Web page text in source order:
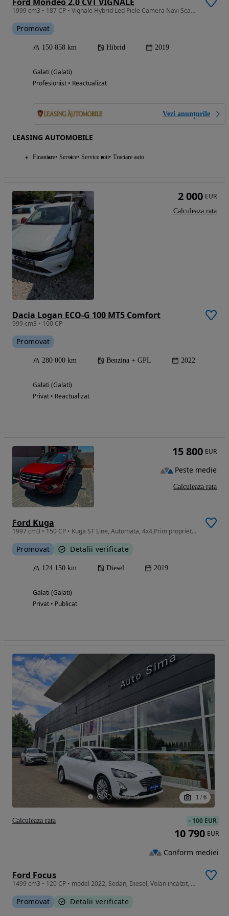
1999 cm3 • 187 CP • Vignale Hybrid Led Piele Camera Navi Scaune Electrice Garanite
Promovat
150 858 km Hibrid 2019
Galati (Galati)
Profesionist • Reactualizat
Vezi anunțurile
LEASING AUTOMOBILE
Finantare Service Service roti Tractare auto
Dacia Logan ECO-G 100 MT5 Comfort
999 cm3 • 100 CP
Promovat
280 000 km Benzina + GPL 2022
Galati (Galati)
Privat • Reactualizat
2 000 EUR
Calculeaza rata
Ford Kuga
1997 cm3 • 150 CP • Kuga ST Line, Automata, 4x4,Prim proprietar, stare tehnica foarte buna
Promovat Detalii verificate
124 150 km Diesel 2019
Galati (Galati)
Privat • Publicat
15 800 EUR
Peste medie
Calculeaza rata
1 / 6
Ford Focus
1499 cm3 • 120 CP • model 2022, Sedan, Diesel, Volan incalzit, Scaune incalzite, Keyless
Promovat Detalii verificate
- 100 EUR
10 790 EUR
Conform mediei
Calculeaza rata